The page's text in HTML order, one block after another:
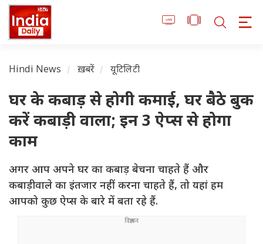
Hindi News ख़बरें यूटिलिटी
घर के कबाड़ से होगी कमाई, घर बैठे बुक
करें कबाड़ी वाला; इन 3 ऐप्स से होगा
काम
अगर आप अपने घर का कबाड़ बेचना चाहते हैं और
कबाड़ीवाले का इंतजार नहीं करना चाहते हैं, तो यहां हम
आपको कुछ ऐप्स के बारे में बता रहे हैं.